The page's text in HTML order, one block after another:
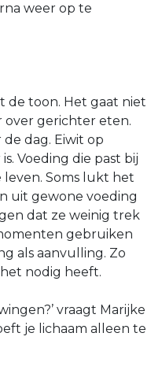
weer op te
de toon. Het gaat niet
over gerichter eten.
dag. Eiwit op
Voeding die past bij
leven. Soms lukt het
uit gewone voeding
dat ze weinig trek
gebruiken
als aanvulling. Zo
nodig heeft.
vraagt Marijke
je lichaam alleen te